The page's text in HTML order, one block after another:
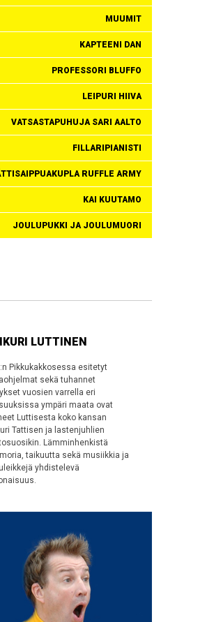
MUUMIT
KAPTEENI DAN
PROFESSORI BLUFFO
LEIPURI HIIVA
VATSASTAPUHUJA SARI AALTO
FILLARIPIANISTI
RUFFLE ARMY
KAI KUUTAMO
JOULUPUKKI JA JOULUMUORI
LUTTINEN
Pikkukakkosessa esitetyt
sekä tuhannet
vuosien varrella eri
ympäri maata ovat
Luttisesta koko kansan
Tattisen ja lastenjuhlien
Lämminhenkistä
taikuutta sekä musiikkia ja
yhdistelevä